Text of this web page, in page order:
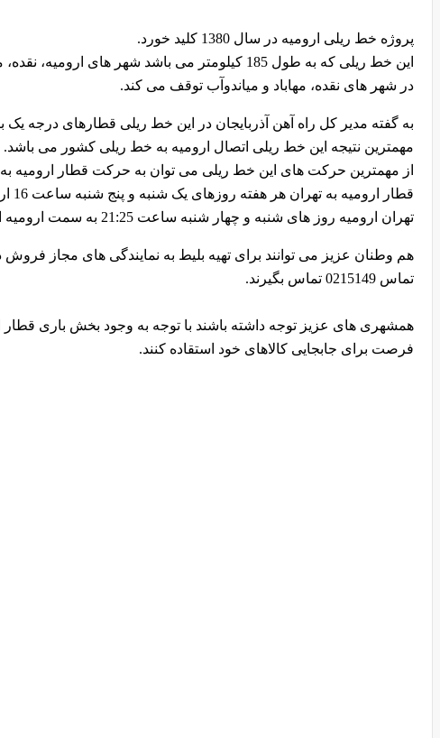
پروژه خط ریلی ارومیه در سال 1380 کلید خورد.
این خط ریلی که به طول 185 کیلومتر می باشد شهر
در شهر های نقده، مهاباد و میاندوآب توقف می کند.
به گفته مدیر کل راه آهن آذربایجان در این خط ریلی قطارهای درجه
مهمترین نتیجه این خط ریلی اتصال ارومیه به خط ریلی کشور می باشد.
از مهمترین حرکت های این خط ریلی می توان به حرکت قطار ارومیه به
تهران ارومیه روز های شنبه و چهار شنبه ساعت 21:25 به سمت ارومیه از تهران حرکت می کند.
هم وطنان عزیز می توانند برای تهیه بلیط به نمایندگی های مجاز
تماس 0215149 تماس بگیرند.
همشهری های عزیز توجه داشته باشند با توجه به وجود بخش باری قطار
فرصت برای جابجایی کالاهای خود استقاده کنند.